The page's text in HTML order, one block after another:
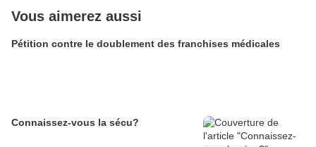
Vous aimerez aussi
Pétition contre le doublement des franchises médicales
Connaissez-vous la sécu?